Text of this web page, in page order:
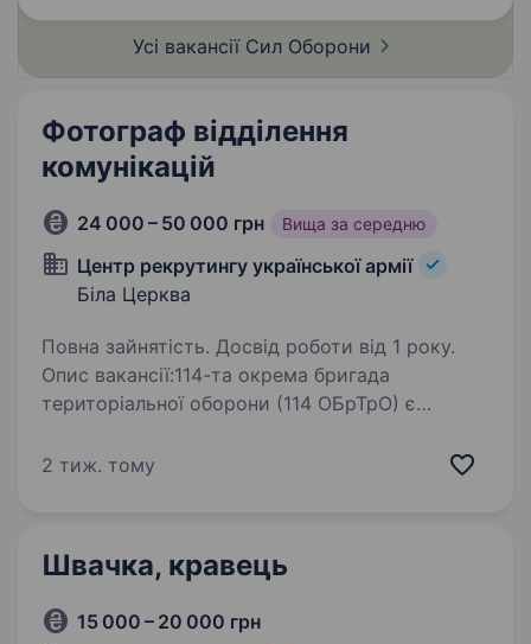
спецпризначення»…
Усі вакансії Сил Оборони
Фотограф відділення
комунікацій
24 000 – 50 000 грн Вища за середню
Центр рекрутингу української армії
Біла Церква
Повна зайнятість. Досвід роботи від 1 року.
Опис вакансії:114-та окрема бригада
територіальної оборони (114 ОБрТрО) є
оборони Збройних сил України та була
2 тиж. тому
Швачка, кравець
15 000 – 20 000 грн